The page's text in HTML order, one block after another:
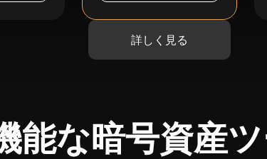
詳しく見る
能な暗号資産